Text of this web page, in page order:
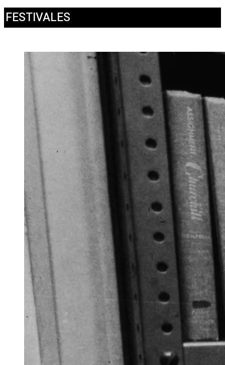
FESTIVALES